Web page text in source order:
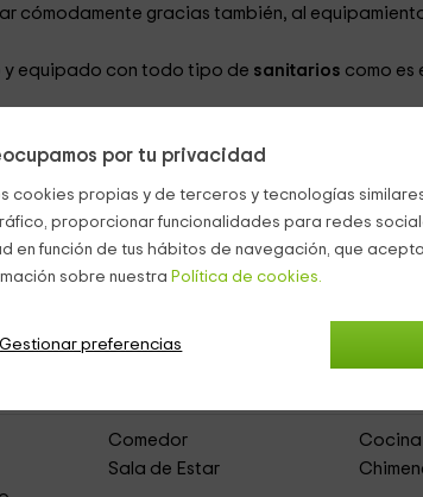
por tu privacidad
cookies propias y de terceros y tecnologías
proporcionar funcionalidades para redes
en función de tus hábitos de navegación, que
sobre nuestra Política de cookies.
Gestionar preferencias
cómodamente gracias también, al
y equipado con todo tipo de sanitarios como es
patioque tenemos.
2
Comedor
Cocina
Sala de Estar